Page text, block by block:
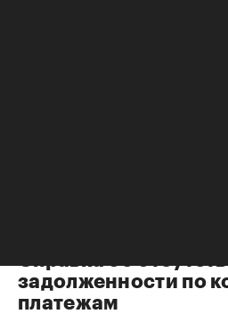
задолженности по
платежам